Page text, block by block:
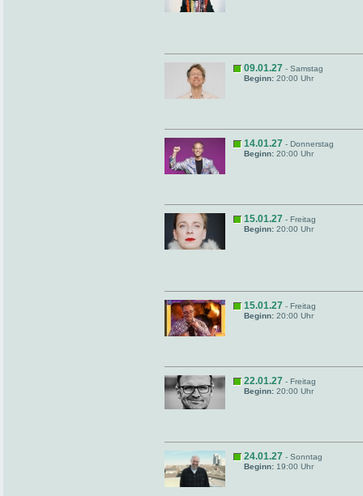
09.01.27 - Samstag
Beginn: 20:00 Uhr
14.01.27 - Donnerstag
Beginn: 20:00 Uhr
15.01.27 - Freitag
Beginn: 20:00 Uhr
15.01.27 - Freitag
Beginn: 20:00 Uhr
22.01.27 - Freitag
Beginn: 20:00 Uhr
24.01.27 - Sonntag
Beginn: 19:00 Uhr